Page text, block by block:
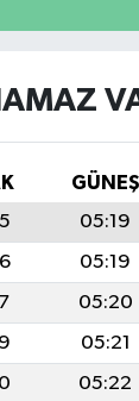
GÜNEŞ
05:19
05:19
05:20
05:21
05:22